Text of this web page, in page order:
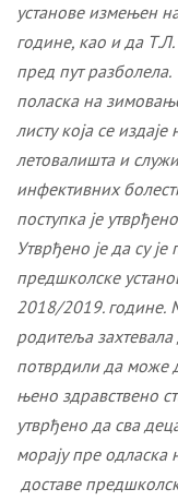
установе измењен
године, као и да
пред пут разболела.
поласка на
листу која се
летовалишта и
инфективних
поступка је
Утврђено је да су
предшколске
2018/2019. године.
родитеља захтевала
потврдили да може
њено здравствено
утврђено да сва
морају пре одласка
доставе